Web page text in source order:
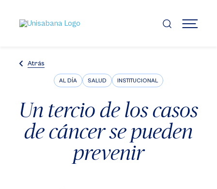
contenido
principal
MENÚ
Atrás
AL DÍA SALUD INSTITUCIONAL
Un tercio de los casos
de cáncer se pueden
prevenir